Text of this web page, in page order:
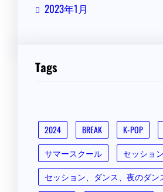
2023年1月
Tags
2024 BREAK K-POP
サマースクール
セッション
セッション、ダンス、夜のダン